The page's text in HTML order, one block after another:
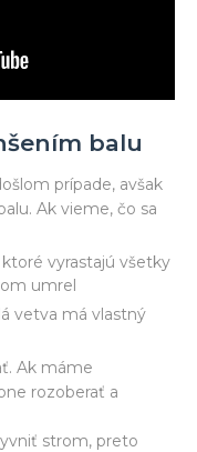
balu
prípade, avšak
Ak vieme, čo sa
vyrastajú všetky
umrel
vetva má vlastný
Ak máme
rozoberať a
strom, preto